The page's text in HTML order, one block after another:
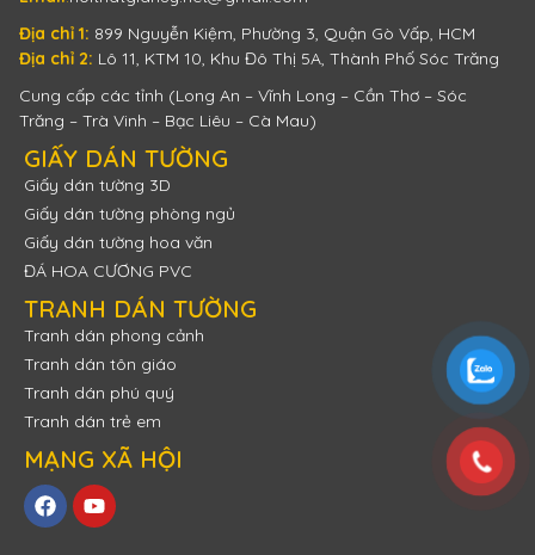
Địa chỉ 1: 899 Nguyễn Kiệm, Phường 3, Quận Gò Vấp, HCM
Địa chỉ 2: Lô 11, KTM 10, Khu Đô Thị 5A, Thành Phố Sóc Trăng
Cung cấp các tỉnh (Long An – Vĩnh Long – Cần Thơ – Sóc
Trăng – Trà Vinh – Bạc Liêu – Cà Mau)
GIẤY DÁN TƯỜNG
Giấy dán tường 3D
Giấy dán tường phòng ngủ
Giấy dán tường hoa văn
ĐÁ HOA CƯƠNG PVC
TRANH DÁN TƯỜNG
Tranh dán phong cảnh
Tranh dán tôn giáo
Tranh dán phú quý
Tranh dán trẻ em
MẠNG XÃ HỘI